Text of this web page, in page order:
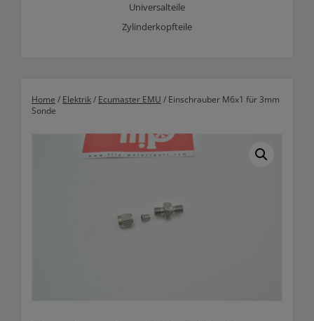
Universalteile
Zylinderkopfteile
Home / Elektrik/ Ecumaster EMU / Einschrauber M6x1 für 3mm
Sonde